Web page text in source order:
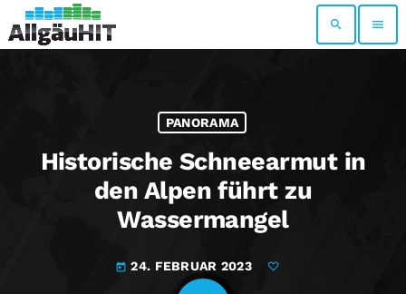
search menu
PANORAMA
Historische Schneearmut in
den Alpen führt zu
Wassermangel
today 24. FEBRUAR 2023